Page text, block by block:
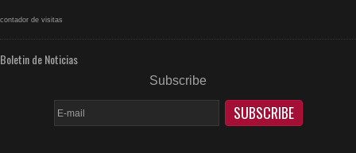
contador de visitas
Boletin de Noticias
Subscribe